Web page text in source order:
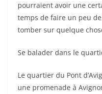
pourraient avoir une
temps de faire un peu
tomber sur quelque
Se balader dans le
Le quartier du Pont
une promenade à